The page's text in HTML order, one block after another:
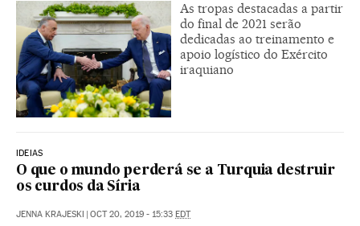
As tropas destacadas a partir
do final de 2021 serão
dedicadas ao treinamento e
apoio logístico do Exército
iraquiano
IDEIAS
O que o mundo perderá se a Turquia destruir
os curdos da Síria
JENNA KRAJESKI OCT 20, 2019 - 15:33 EDT